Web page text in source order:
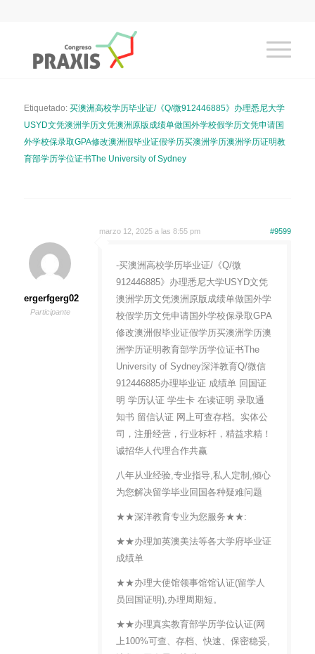
Etiquetado: 买澳洲高校学历毕业证/《Q/微912446885》办理悉尼大学
USYD文凭澳洲学历文凭澳洲原版成绩单做国外学校假学历文凭申请国
外学校保录取GPA修改澳洲假毕业证假学历买澳洲学历澳洲学历证明教
育部学历学位证书The University of Sydney
marzo 12, 2025 a las 8:55 pm #9599
ergerfgerg02
Participante
-买澳洲高校学历毕业证/《Q/微
912446885》办理悉尼大学USYD文凭
澳洲学历文凭澳洲原版成绩单做国外学
校假学历文凭申请国外学校保录取GPA
修改澳洲假毕业证假学历买澳洲学历澳
洲学历证明教育部学历学位证书The
University of Sydney深洋教育Q/微信
912446885办理毕业证 成绩单 回国证
明 学历认证 学生卡 在读证明 录取通
知书 留信认证 网上可查存档。实体公
司，注册经营，行业标杆，精益求精！
诚招华人代理合作共赢
八年从业经验,专业指导,私人定制,倾心
为您解决留学毕业回国各种疑难问题
★★深洋教育专业为您服务★★:
★★办理加英澳美法等各大学府毕业证
成绩单
★★办理大使馆领事馆馆认证(留学人
员回国证明),办理周期短。
★★办理真实教育部学历学位认证(网
上100%可查、存档、快速、保密稳妥,